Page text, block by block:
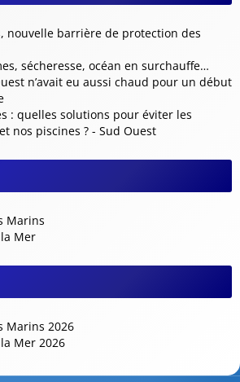
nouvelle barrière de protection des
sécheresse, océan en surchauffe…
n’avait eu aussi chaud pour un début
: quelles solutions pour éviter les
nos piscines ? - Sud Ouest
Marins
Mer
Marins 2026
Mer 2026